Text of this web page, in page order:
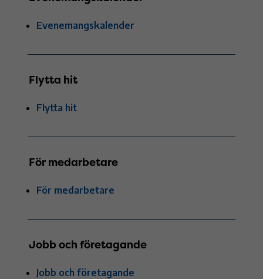
Evenemangskalender
Flytta hit
Flytta hit
För medarbetare
För medarbetare
Jobb och företagande
Jobb och företagande